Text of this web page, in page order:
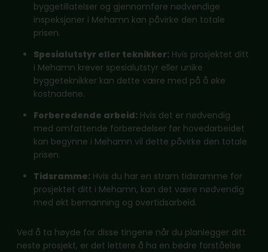
byggetillatelser og gjennomføre nødvendige
inspeksjoner i Mehamn kan påvirke den totale
prisen.
Spesialutstyr eller teknikker: Hvis prosjektet ditt
i Mehamn krever spesialutstyr eller unike
byggeteknikker kan dette være med på å øke
kostnadene.
Forberedende arbeid: Hvis det er nødvendig
med omfattende forberedelser før hovedarbeidet
kan begynne i Mehamn vil dette påvirke den totale
prisen.
Tidsramme: Hvis du har en stram tidsramme for
prosjektet ditt i Mehamn, kan det være nødvendig
med økt bemanning og overtidsarbeid.
Ved å ta høyde for disse tingene når du planlegger ditt
neste prosjekt, er det lettere å ha en bedre forståelse